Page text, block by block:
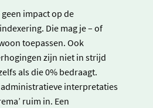
impact op de
Die mag je – of
toepassen. Ook
zijn niet in strijd
als die 0% bedraagt.
interpretaties
ruim in. Een